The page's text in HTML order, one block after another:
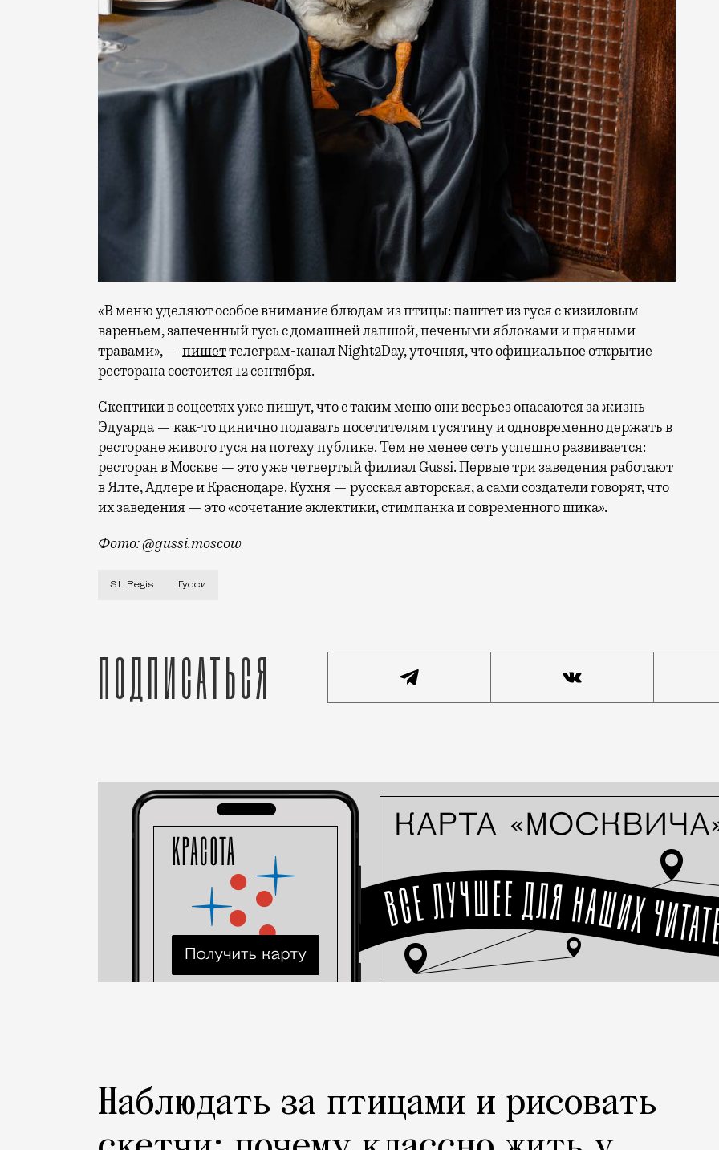
«В меню уделяют особое внимание блюдам из птицы: паштет из гуся с кизиловым
вареньем, запеченный гусь с домашней лапшой, печеными яблоками и пряными
травами», — пишеттелеграм-канал Night2Day, уточняя, что официальное открытие
ресторана состоится 12 сентября.
Скептики в соцсетях уже пишут, что с таким меню они всерьез опасаются за жизнь
Эдуарда — как-то цинично подавать посетителям гусятину и одновременно держать в
ресторане живого гуся на потеху публике. Тем не менее сеть успешно развивается:
ресторан в Москве — это уже четвертый филиал Gussi. Первые три заведения работают
в Ялте, Адлере и Краснодаре. Кухня — русская авторская, а сами создатели говорят, что
их заведения — это «сочетание эклектики, стимпанка и современного шика».
Фото: @gussi.moscow
Рестораны и кафе, которые пытаются заигрывать в названии с брендом Gucci, в Москве не
St. Regis Гусси
Подписаться
Наблюдать за птицами и рисовать